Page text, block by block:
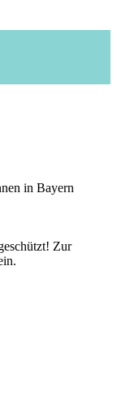
in Bayern
Zur